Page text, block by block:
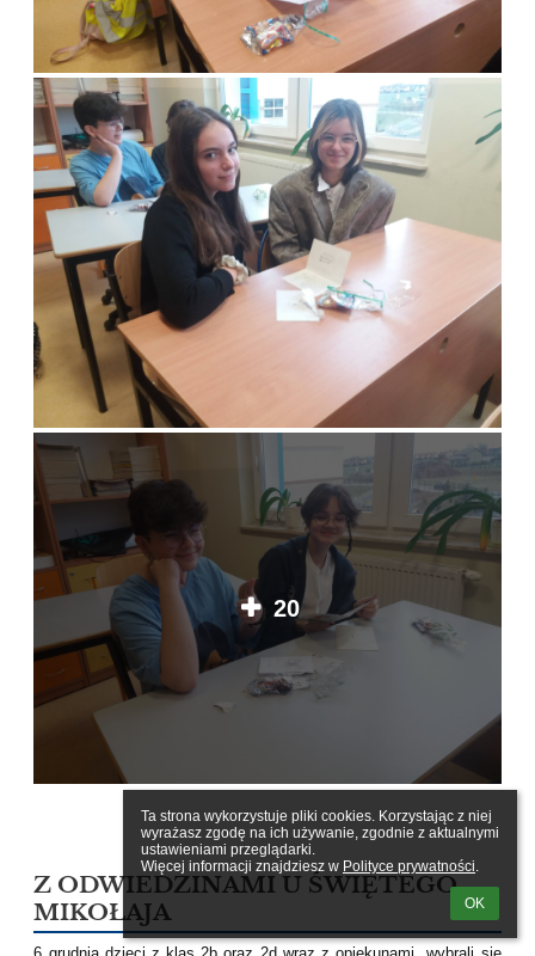
Ta strona wykorzystuje pliki cookies. Korzystając z niej
wyrażasz zgodę na ich używanie, zgodnie z aktualnymi
ustawieniami przeglądarki.
Więcej informacji znajdziesz w Polityce prywatności.
OK
20
Z ODWIEDZINAMI U ŚWIĘTEGO
MIKOŁAJA